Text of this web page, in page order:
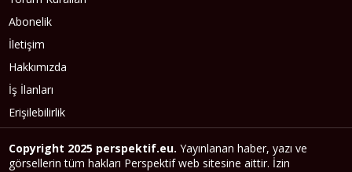
Abonelik
İletişim
Hakkımızda
İş İlanları
Erişilebilirlik
Copyright 2025 perspektif.eu. Yayınlanan haber, yazı ve
görsellerin tüm hakları Perspektif web sitesine aittir. İzin